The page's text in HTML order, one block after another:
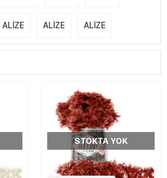
ALİZE ALİZE ALİZE
STOKTA YOK